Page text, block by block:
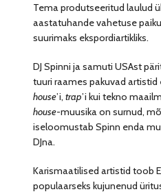
Tema produtseeritud laulud
aastatuhande vahetuse
suurimaks ekspordiartikliks.
DJ Spinni ja samuti USAst
tuuri raames pakuvad
house’i,trap’i kui tekno
house-muusika on surnud,
iseloomustab Spinn enda
DJna.
Karismaatilised artistid toob
populaarseks kujunenud